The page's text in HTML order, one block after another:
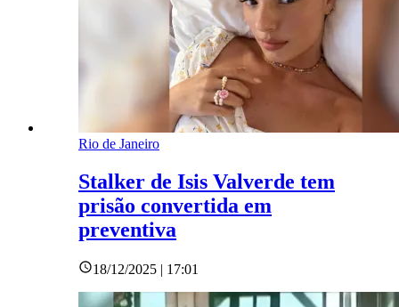
Rio de Janeiro
Stalker de Isis Valverde tem
prisão convertida em
preventiva
18/12/2025 | 17:01